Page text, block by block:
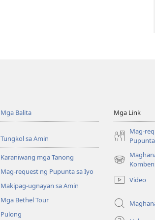
Mga Balita
Tungkol sa Amin
Karaniwang mga Tanong
Mag-request ng Pupunta sa Iyo
Makipag-ugnayan sa Amin
Mga Bethel Tour
Pulong
Mga Link
Mag-
(may
na
window)
Video